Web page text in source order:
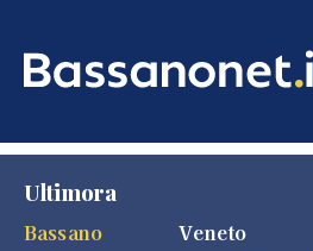
Ultimora
Bassano
Veneto